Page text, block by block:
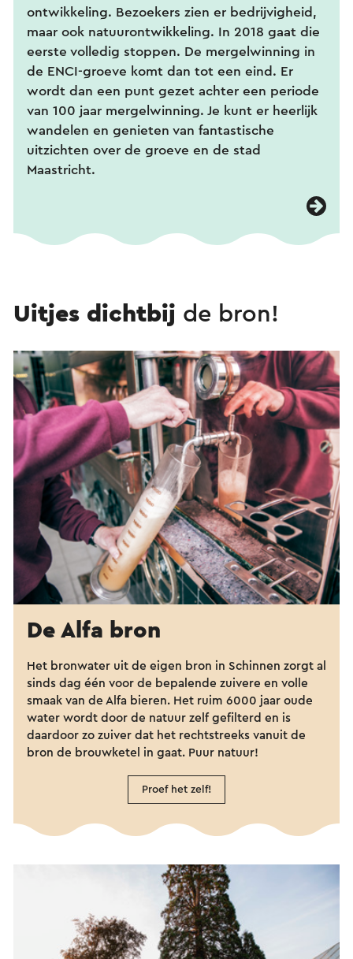
ontwikkeling. Bezoekers zien er bedrijvigheid,
maar ook natuurontwikkeling. In 2018 gaat die
eerste volledig stoppen. De mergelwinning in
de ENCI-groeve komt dan tot een eind. Er
wordt dan een punt gezet achter een periode
van 100 jaar mergelwinning. Je kunt er heerlijk
wandelen en genieten van fantastische
uitzichten over de groeve en de stad
Maastricht.
Uitjes dichtbij de bron!
De Alfa bron
Het bronwater uit de eigen bron in Schinnen zorgt al
sinds dag één voor de bepalende zuivere en volle
smaak van de Alfa bieren. Het ruim 6000 jaar oude
water wordt door de natuur zelf gefilterd en is
daardoor zo zuiver dat het rechtstreeks vanuit de
bron de brouwketel in gaat. Puur natuur!
Proef het zelf!